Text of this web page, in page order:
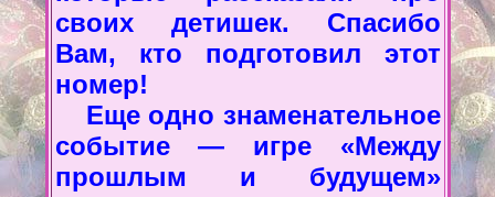
своих детишек. Спасибо
Вам, кто подготовил этот
номер!
Еще одно знаменательное
событие — игре «Между
прошлым и будущем»